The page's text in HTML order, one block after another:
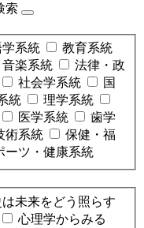
索
系統
教育系統
音楽系統
法律・政
社会学系統
国
統
理学系統
医学系統
歯学
術系統
保健・福
ーツ・健康系統
は未来をどう照らす
心理学からみる